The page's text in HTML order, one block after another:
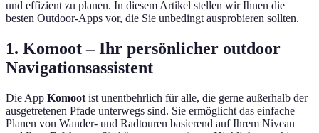
und effizient zu planen. In diesem Artikel stellen wir Ihnen die
besten Outdoor-Apps vor, die Sie unbedingt ausprobieren sollten.
1. Komoot – Ihr persönlicher outdoor
Navigationsassistent
Die App Komoot ist unentbehrlich für alle, die gerne außerhalb der
ausgetretenen Pfade unterwegs sind. Sie ermöglicht das einfache
Planen von Wander- und Radtouren basierend auf Ihrem Niveau